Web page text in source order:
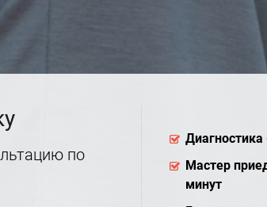
по
Диагностика
Мастер
минут